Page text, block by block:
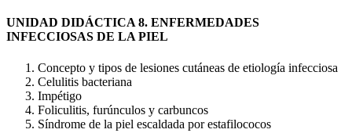
UNIDAD DIDÁCTICA 8. ENFERMEDADES
INFECCIOSAS DE LA PIEL
Concepto y tipos de lesiones cutáneas de etiología infecciosa
Celulitis bacteriana
Impétigo
Foliculitis, furúnculos y carbuncos
Síndrome de la piel escaldada por estafilococos